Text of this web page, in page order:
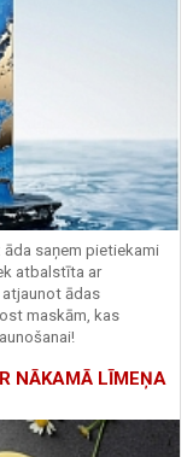
saņem pietiekami
atbalstīta ar
ādas
maskām, kas
NĀKAMĀ LĪMEŅA